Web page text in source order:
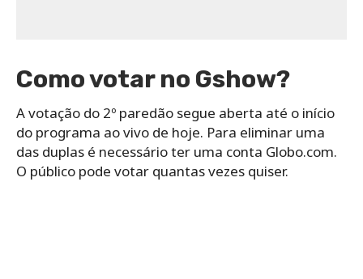
Como votar no Gshow?
A votação do 2º paredão segue aberta até o início
do programa ao vivo de hoje. Para eliminar uma
das duplas é necessário ter uma conta Globo.com.
O público pode votar quantas vezes quiser.